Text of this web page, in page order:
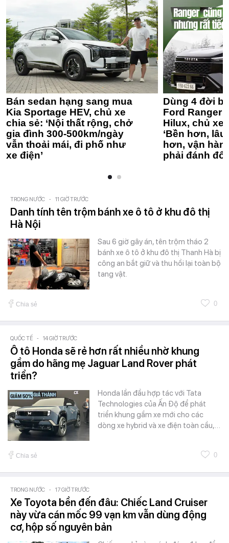
Bán sedan hạng sang mua
Kia Sportage HEV, chủ xe
chia sẻ: ‘Nội thất rộng, chở
gia đình 300-500km/ngày
vẫn thoải mái, đi phố như
xe điện’
Dùng 4 đời
Ford Ranger
Hilux, chủ xe
‘Bền hơn,
hơn, vận
phải đánh
TRONG NƯỚC - 11 GIỜ TRƯỚC
Danh tính tên trộm bánh xe ô tô ở khu đô thị
Hà Nội
Sau 6 giờ gây án, tên trộm tháo 2
bánh xe ô tô ở khu đô thị Thanh Hà bị
công an bắt giữ và thu hồi lại toàn bộ
tang vật.
Chia sẻ 0
QUỐC TẾ - 14 GIỜ TRƯỚC
Ô tô Honda sẽ rẻ hơn rất nhiều nhờ khung
gầm do hãng mẹ Jaguar Land Rover phát
triển?
Honda lần đầu hợp tác với Tata
Technologies của Ấn Độ để phát
triển khung gầm xe mới cho các
dòng xe hybrid và xe điện toàn cầu,…
Chia sẻ 0
TRONG NƯỚC - 17 GIỜ TRƯỚC
Xe Toyota bền đến đâu: Chiếc Land Cruiser
này vừa cán mốc 99 vạn km vẫn dùng động
cơ, hộp số nguyên bản